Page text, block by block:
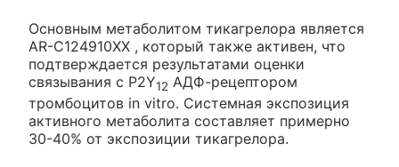
Основным метаболитом тикагрелора является
AR-C124910XX , который также активен, что
подтверждается результатами оценки
связывания с Р2Y12 АДФ-рецептором
тромбоцитов in vitro. Системная экспозиция
активного метаболита составляет примерно
30-40% от экспозиции тикагрелора.